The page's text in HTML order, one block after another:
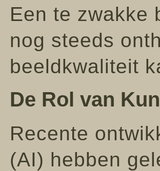
Een te zwakke
nog steeds
beeldkwaliteit
De Rol van
Recente
(AI) hebben